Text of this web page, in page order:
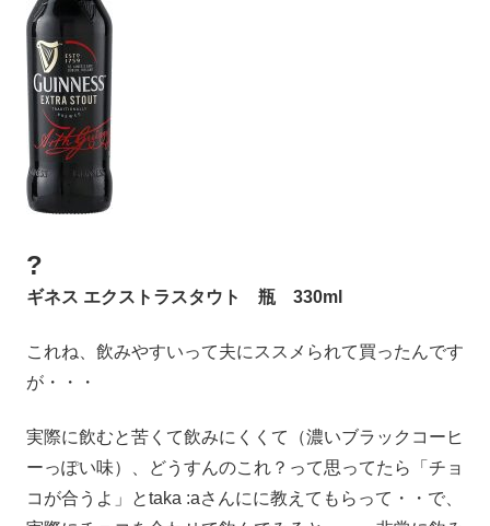
?
ギネス エクストラスタウト 瓶 330ml
これね、飲みやすいって夫にススメられて買ったんです
が・・・
実際に飲むと苦くて飲みにくくて（濃いブラックコーヒ
ーっぽい味）、どうすんのこれ？って思ってたら「チョ
コが合うよ」とtaka :aさんにに教えてもらって・・で、